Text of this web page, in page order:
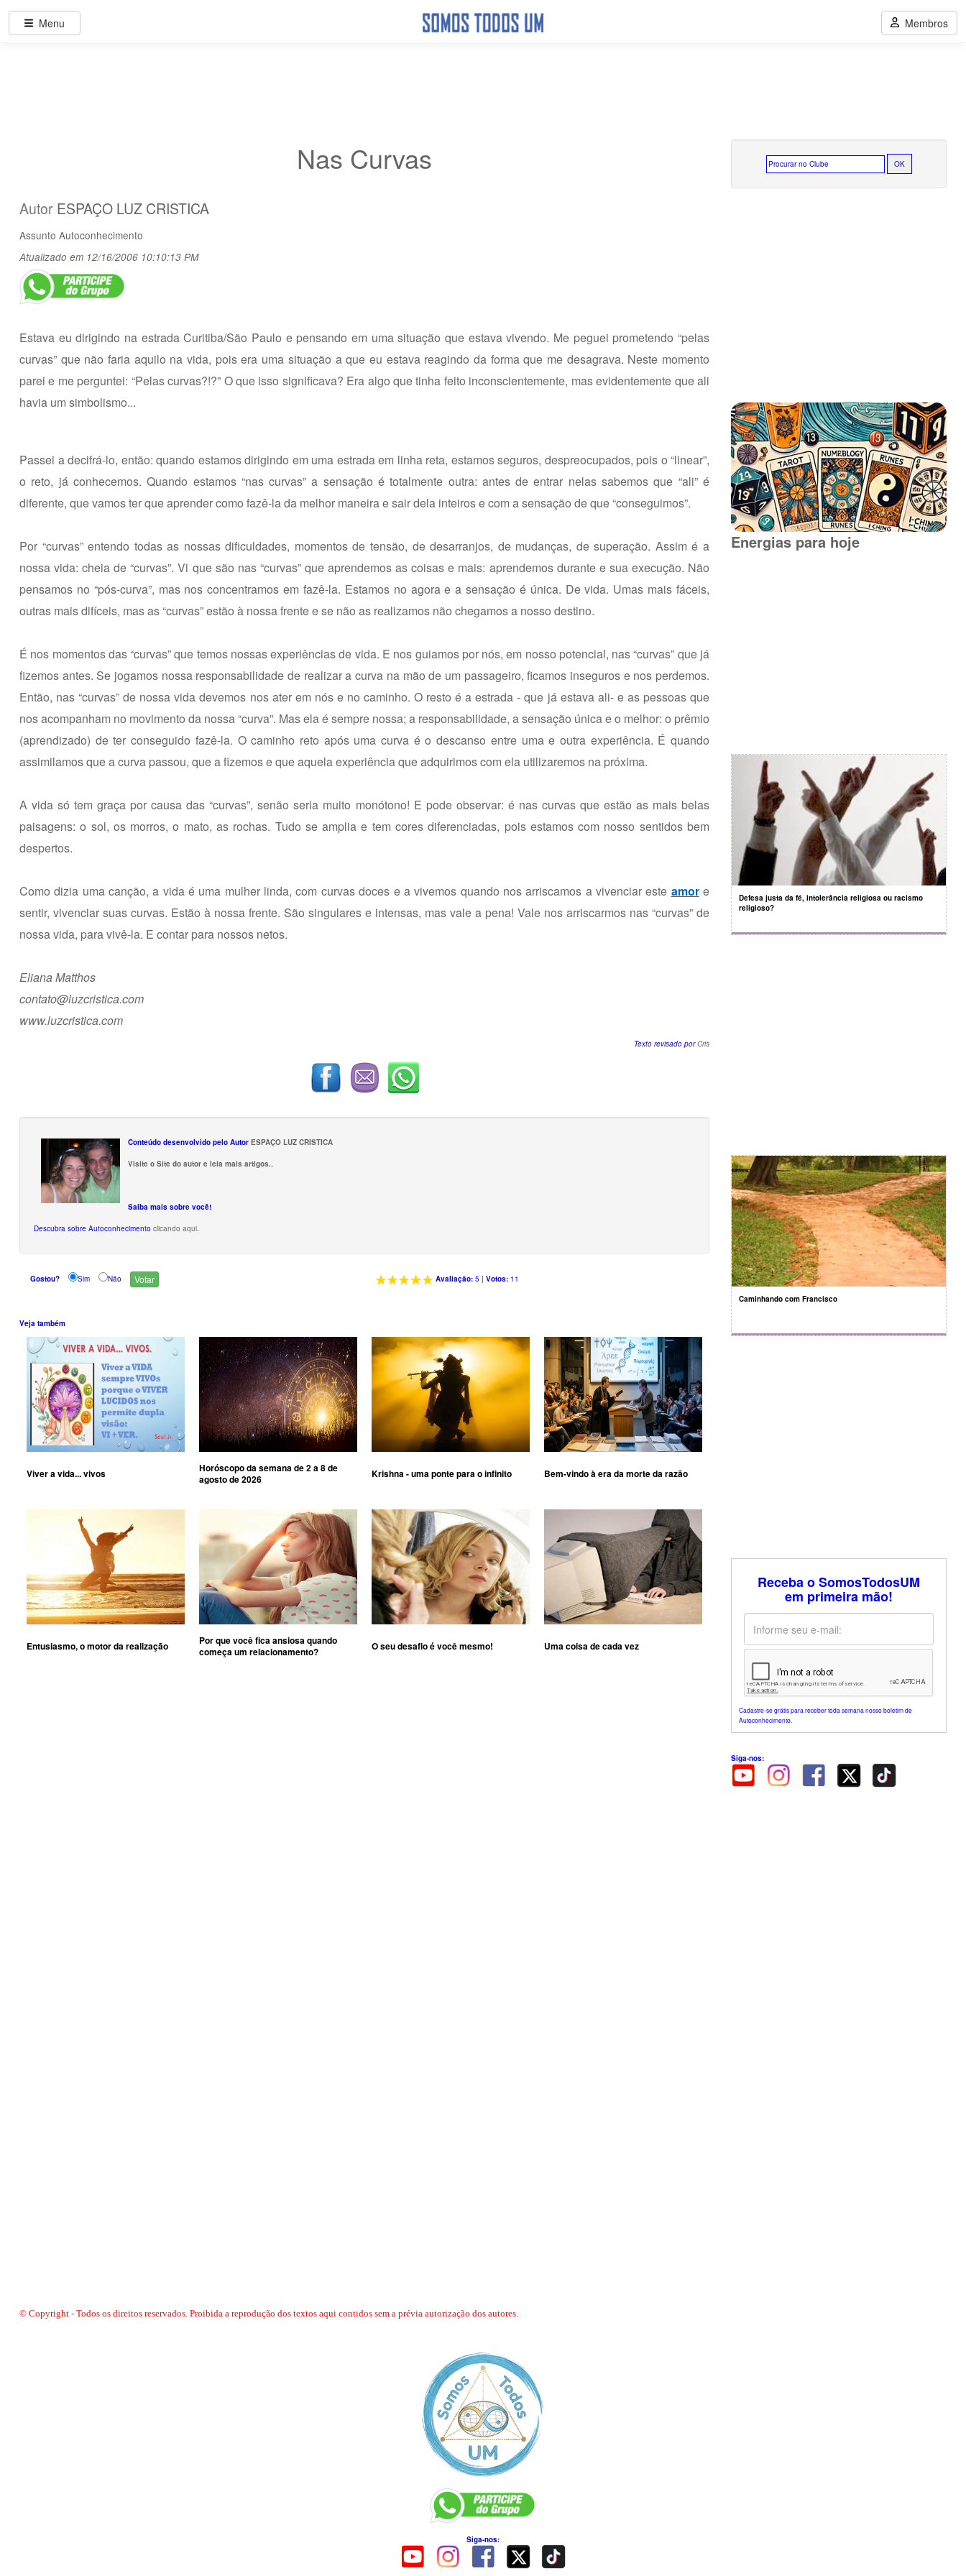
Nas Curvas
Autor ESPAÇO LUZ CRISTICA
Assunto Autoconhecimento
Atualizado em 12/16/2006 10:10:13 PM
Estava eu dirigindo na estrada Curitiba/São Paulo e pensando em uma situação que estava vivendo. Me peguei prometendo “pelas
curvas” que não faria aquilo na vida, pois era uma situação a que eu estava reagindo da forma que me desagrava. Neste momento
parei e me perguntei: “Pelas curvas?!?” O que isso significava? Era algo que tinha feito inconscientemente, mas evidentemente que ali
havia um simbolismo...
Passei a decifrá-lo, então: quando estamos dirigindo em uma estrada em linha reta, estamos seguros, despreocupados, pois o “linear”,
o reto, já conhecemos. Quando estamos “nas curvas” a sensação é totalmente outra: antes de entrar nelas sabemos que “ali” é
diferente, que vamos ter que aprender como fazê-la da melhor maneira e sair dela inteiros e com a sensação de que “conseguimos”.
Por “curvas” entendo todas as nossas dificuldades, momentos de tensão, de desarranjos, de mudanças, de superação. Assim é a
nossa vida: cheia de “curvas”. Vi que são nas “curvas” que aprendemos as coisas e mais: aprendemos durante e sua execução. Não
pensamos no “pós-curva”, mas nos concentramos em fazê-la. Estamos no agora e a sensação é única. De vida. Umas mais fáceis,
outras mais difíceis, mas as “curvas” estão à nossa frente e se não as realizamos não chegamos a nosso destino.
É nos momentos das “curvas” que temos nossas experiências de vida. E nos guiamos por nós, em nosso potencial, nas “curvas” que já
fizemos antes. Se jogamos nossa responsabilidade de realizar a curva na mão de um passageiro, ficamos inseguros e nos perdemos.
Então, nas “curvas” de nossa vida devemos nos ater em nós e no caminho. O resto é a estrada - que já estava ali- e as pessoas que
nos acompanham no movimento da nossa “curva”. Mas ela é sempre nossa; a responsabilidade, a sensação única e o melhor: o prêmio
(aprendizado) de ter conseguido fazê-la. O caminho reto após uma curva é o descanso entre uma e outra experiência. É quando
assimilamos que a curva passou, que a fizemos e que aquela experiência que adquirimos com ela utilizaremos na próxima.
A vida só tem graça por causa das “curvas”, senão seria muito monótono! E pode observar: é nas curvas que estão as mais belas
paisagens: o sol, os morros, o mato, as rochas. Tudo se amplia e tem cores diferenciadas, pois estamos com nosso sentidos bem
despertos.
Como dizia uma canção, a vida é uma mulher linda, com curvas doces e a vivemos quando nos arriscamos a vivenciar este amore
sentir, vivenciar suas curvas. Estão à nossa frente. São singulares e intensas, mas vale a pena! Vale nos arriscarmos nas “curvas” de
nossa vida, para vivê-la. E contar para nossos netos.
Eliana Matthos
contato@luzcristica.com
www.luzcristica.com
Texto revisado porCris
Conteúdo desenvolvido pelo Autor ESPAÇO LUZ CRISTICA
Visite o Site do autor e leia mais artigos..
Saiba mais sobre você!
Descubra sobre Autoconhecimento clicando aqui.
Gostou? Sim Não Avaliação:5 | Votos:11
Veja também
Viver a vida... vivos
Horóscopo da semana de 2 a 8 de
agosto de 2026
Krishna - uma ponte para o infinito Bem-vindo à era da morte da razão
Entusiasmo, o motor da realização
Por que você fica ansiosa quando
começa um relacionamento?
O seu desafio é você mesmo! Uma coisa de cada vez
© Copyright - Todos os direitos reservados. Proibida a reprodução dos textos aqui contidos sem a prévia autorização dos autores.
Energias para hoje
Defesa justa da fé, intolerância religiosa ou racismo
religioso?
Caminhando com Francisco
Receba o SomosTodosUM
em primeira mão!
Cadastre-se grátis para receber toda semana nosso boletim de
Autoconhecimento.
Siga-nos:
Siga-nos:
Menu Membros